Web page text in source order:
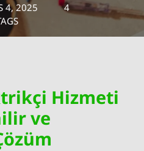
4, 2025
4
Hizmeti
ve